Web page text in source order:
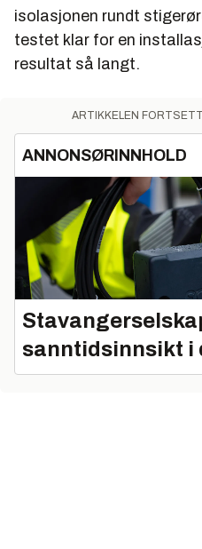
isolasjonen rundt
testet klar for en
resultat så langt.
ARTIKKELEN
ANNONSØRINNHOLD
sanntidsinnsikt i